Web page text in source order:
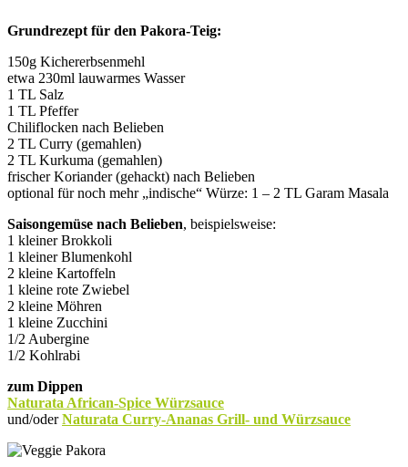
Grundrezept für den Pakora-Teig:
150g Kichererbsenmehl
etwa 230ml lauwarmes Wasser
1 TL Salz
1 TL Pfeffer
Chiliflocken nach Belieben
2 TL Curry (gemahlen)
2 TL Kurkuma (gemahlen)
frischer Koriander (gehackt) nach Belieben
optional für noch mehr „indische“ Würze: 1 – 2 TL Garam Masala
Saisongemüse nach Belieben, beispielsweise:
1 kleiner Brokkoli
1 kleiner Blumenkohl
2 kleine Kartoffeln
1 kleine rote Zwiebel
2 kleine Möhren
1 kleine Zucchini
1/2 Aubergine
1/2 Kohlrabi
zum Dippen
Naturata African-Spice Würzsauce
und/oderNaturata Curry-Ananas Grill- und Würzsauce